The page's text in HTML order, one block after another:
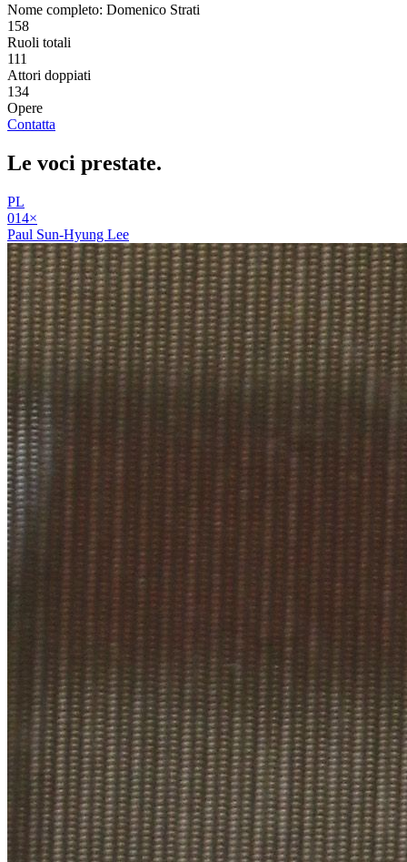
Nome completo: Domenico Strati
158
Ruoli totali
111
Attori doppiati
134
Opere
Contatta
Le voci prestate.
PL
014×
Paul Sun-Hyung Lee